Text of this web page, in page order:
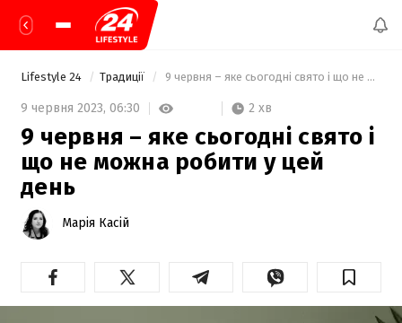
Lifestyle 24 Традиції 9 червня – яке сьогодні свято і що не можна робити у цей день
9 червня 2023, 06:30 2 хв
9 червня – яке сьогодні свято і
що не можна робити у цей
день
Марія Касій